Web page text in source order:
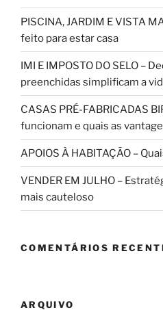
PISCINA, JARDIM E VISTA
feito para estar casa
IMI E IMPOSTO DO SELO –
preenchidas simplificam a
CASAS PRÉ-FABRICADAS
funcionam e quais as
APOIOS À HABITAÇÃO –
VENDER EM JULHO –
mais cauteloso
COMENTÁRIOS
ARQUIVO